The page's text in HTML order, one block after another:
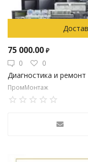
75 000.00 ₽
0
0
Диагностика и
ПромМонтаж